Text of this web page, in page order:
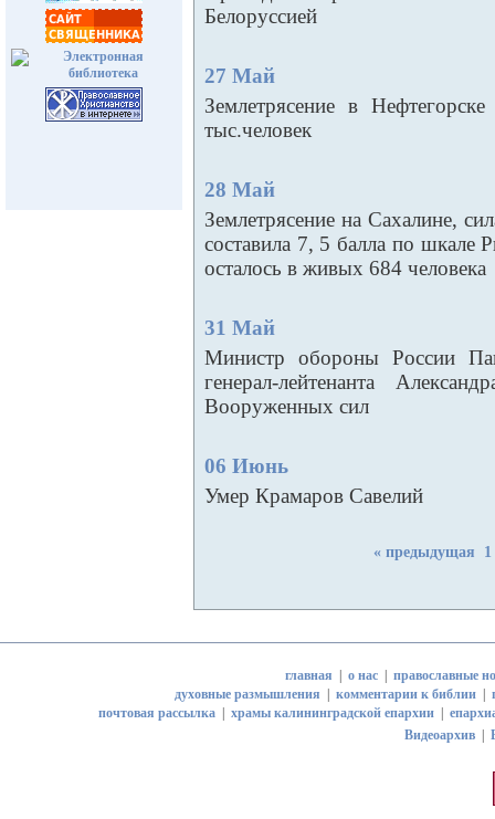
Белоруссией
27 Май
Землетрясение в
тыс.человек
28 Май
Землетрясение на Сахалине,
составила 7, 5 балла по шкале
осталось в живых 684 человека
31 Май
Министр обороны России
генерал-лейтенанта
Вооруженных сил
06 Июнь
Умер Крамаров Савелий
« предыдущая 1
главная о нас| православные
духовные размышления
комментарии к библии
почтовая рассылка| храмы калининградской епархии|
Видеоархив